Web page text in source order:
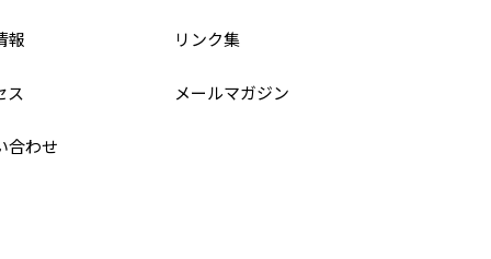
報 リンク集
ス メールマガジン
合わせ